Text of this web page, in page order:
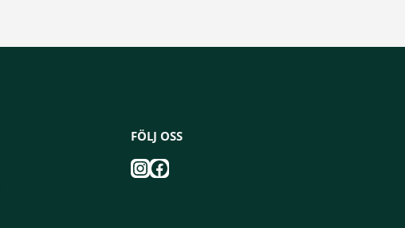
FÖLJ OSS
Instagram
Facebook